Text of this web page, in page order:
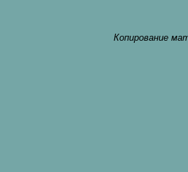
Копирование